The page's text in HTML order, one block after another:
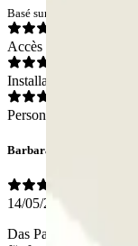
Basé sur 12 avis
Accès
Installations
Personnel
Barbara
14/05/2026
Das Parkhaus ist klein